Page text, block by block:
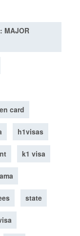
MAJOR
card
h1visas
k1 visa
state